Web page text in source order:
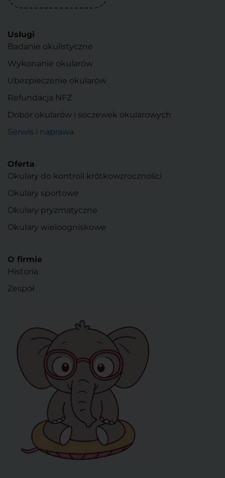
Usługi
Badanie okulistyczne
Wykonanie okularów
Ubezpieczenie okularów
Refundacja NFZ
Dobór okularów i soczewek okularowych
Serwis i naprawa
Oferta
Okulary do kontroli krótkowzroczności
Okulary sportowe
Okulary pryzmatyczne
Okulary wieloogniskowe
O firmie
Historia
Zespół